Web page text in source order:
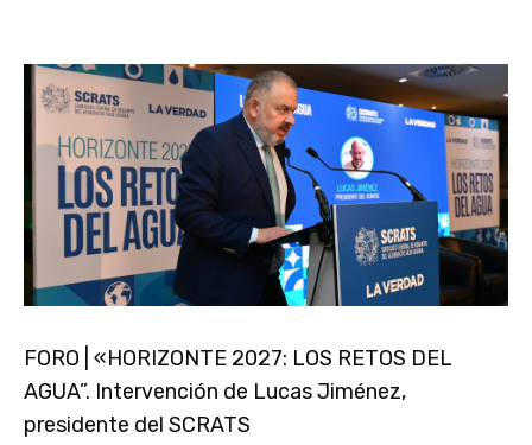
FORO | «HORIZONTE 2027: LOS RETOS DEL
AGUA”. Intervención de Lucas Jiménez,
presidente del SCRATS